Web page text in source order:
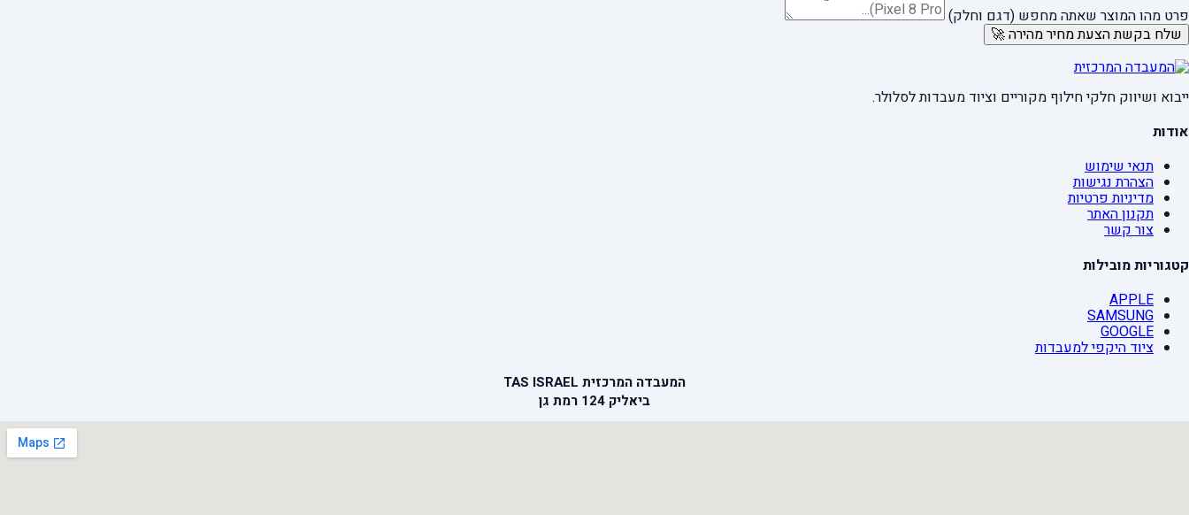
פרט מהו המוצר שאתה מחפש (דגם וחלק)
שלח בקשת הצעת מחיר מהירה 🚀
ייבוא ושיווק חלקי חילוף מקוריים וציוד מעבדות לסלולר.
אודות
תנאי שימוש
הצהרת נגישות
מדיניות פרטיות
תקנון האתר
צור קשר
קטגוריות מובילות
APPLE
SAMSUNG
GOOGLE
ציוד היקפי למעבדות
המעבדה המרכזית TAS ISRAEL
ביאליק 124 רמת גן